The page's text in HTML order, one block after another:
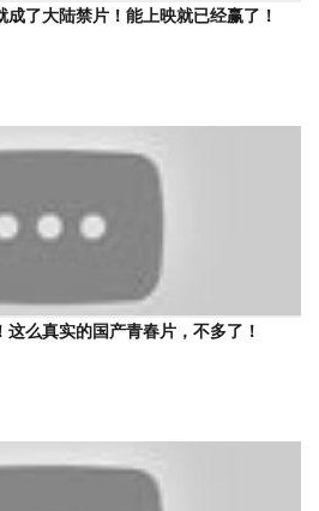
成了大陆禁片！能上映就已经赢了！
这么真实的国产青春片，不多了！